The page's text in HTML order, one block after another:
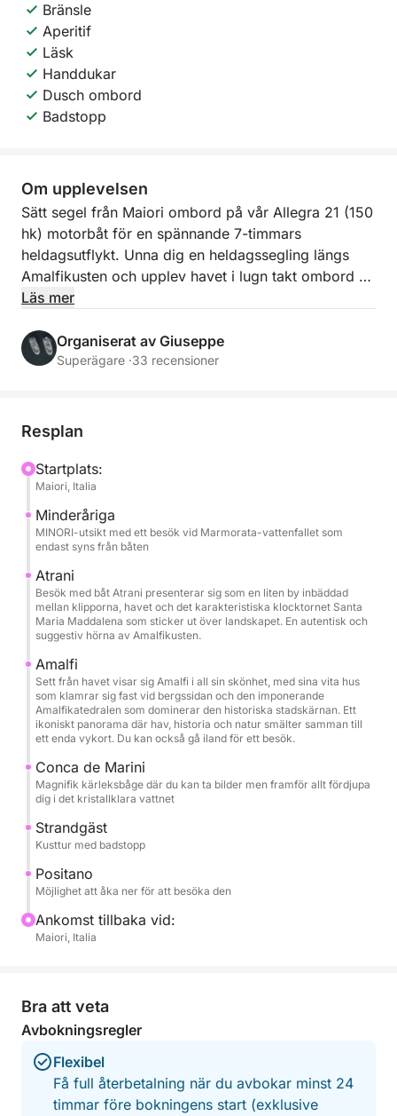
Bränsle
Aperitif
Läsk
Handdukar
Dusch ombord
Badstopp
Om upplevelsen
Sätt segel från Maiori ombord på vår Allegra 21 (150
hk) motorbåt för en spännande 7-timmars
heldagsutflykt. Unna dig en heldagssegling längs
Amalfikusten och upplev havet i lugn takt ombord på
en Allegra 21. Denna tur är utformad för dig som vill
panoramautsikt över navigering, uppfriskande dopp
och stunder av ren avkoppling.
mest ikoniska kustlinjer och beundrar Amalfi,
klippor och unika färger. Badstoppen låter dig
simma i kristallklart vatten och njuta av havet borta
från folkmassorna, medan du ombord kan koppla av
på de bekväma soldäcken och i skuggan av
markisen under dagens varmaste timmar.
Båten erbjuder alla bekvämligheter som behövs för
en perfekt dag: ett stort soldäck, sötvattendusch,
Bluetooth-stereo, USB-portar, ombordstigningsstege
och kylskåp. Den rymmer upp till 6 personer, vilket
gör den idealisk för familjer och grupper av vänner.
Priset inkluderar båt, bränsle, skeppare, drycker
ombord och strandhanddukar, så att du kan
fokusera enbart på att njuta av havet och utsikten.
Denna upplevelse är det perfekta valet för dig som
vill uppleva Amalfikusten från havet på ett autentiskt,
avslappnat och oförglömligt sätt och skapa speciella
minnen med dina nära och kära.
Bränsle ingår.
fartyg och skapa oförglömliga minnen med din
familj och dina vänner!
Läs mer
Organiserat av Giuseppe
Superägare ·33 recensioner
Resplan
Startplats:
Maiori, Italia
Minderåriga
MINORI-utsikt med ett besök vid Marmorata-vattenfallet som
endast syns från båten
Atrani
Besök med båt Atrani presenterar sig som en liten by inbäddad
mellan klipporna, havet och det karakteristiska klocktornet Santa
Maria Maddalena som sticker ut över landskapet. En autentisk och
suggestiv hörna av Amalfikusten.
Amalfi
Sett från havet visar sig Amalfi i all sin skönhet, med sina vita hus
som klamrar sig fast vid bergssidan och den imponerande
Amalfikatedralen som dominerar den historiska stadskärnan. Ett
ikoniskt panorama där hav, historia och natur smälter samman till
ett enda vykort. Du kan också gå iland för ett besök.
Conca de Marini
Magnifik kärleksbåge där du kan ta bilder men framför allt fördjupa
dig i det kristallklara vattnet
Strandgäst
Kusttur med badstopp
Positano
Möjlighet att åka ner för att besöka den
Ankomst tillbaka vid:
Maiori, Italia
Bra att veta
Avbokningsregler
Flexibel
Få full återbetalning när du avbokar minst 24
timmar före bokningens start (exklusive